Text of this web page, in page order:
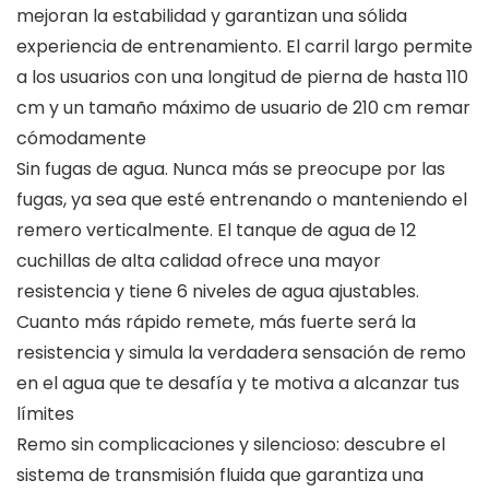
mejoran la estabilidad y garantizan una sólida
experiencia de entrenamiento. El carril largo permite
a los usuarios con una longitud de pierna de hasta 110
cm y un tamaño máximo de usuario de 210 cm remar
cómodamente
Sin fugas de agua. Nunca más se preocupe por las
fugas, ya sea que esté entrenando o manteniendo el
remero verticalmente. El tanque de agua de 12
cuchillas de alta calidad ofrece una mayor
resistencia y tiene 6 niveles de agua ajustables.
Cuanto más rápido remete, más fuerte será la
resistencia y simula la verdadera sensación de remo
en el agua que te desafía y te motiva a alcanzar tus
límites
Remo sin complicaciones y silencioso: descubre el
sistema de transmisión fluida que garantiza una